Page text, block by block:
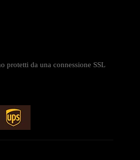
protetti da una connessione SSL